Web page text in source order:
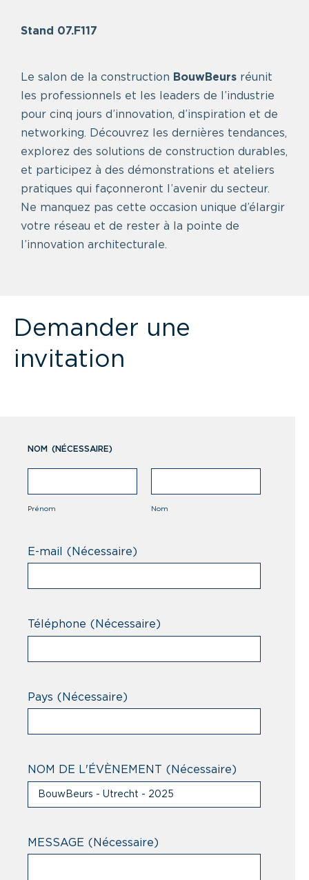
Stand 07.F117
Le salon de la construction BouwBeurs réunit
les professionnels et les leaders de l’industrie
pour cinq jours d’innovation, d’inspiration et de
networking. Découvrez les dernières tendances,
explorez des solutions de construction durables,
et participez à des démonstrations et ateliers
pratiques qui façonneront l’avenir du secteur.
Ne manquez pas cette occasion unique d’élargir
votre réseau et de rester à la pointe de
l’innovation architecturale.
Demander une
invitation
NOM (NÉCESSAIRE)
Prénom Nom
E-mail (Nécessaire)
Téléphone (Nécessaire)
Pays (Nécessaire)
NOM DE L'ÉVÈNEMENT (Nécessaire)
MESSAGE (Nécessaire)